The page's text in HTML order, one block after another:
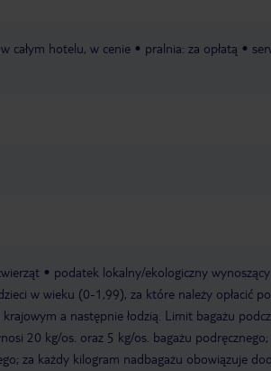
całym hotelu, w cenie pralnia: za opłatą
podatek lokalny/ekologiczny
w wieku (0-1,99), za które należy opłacić
a następnie łodzią. Limit bagażu
20 kg/os. oraz 5 kg/os. bagażu podręcznego;
za każdy kilogram nadbagażu obowiązuje